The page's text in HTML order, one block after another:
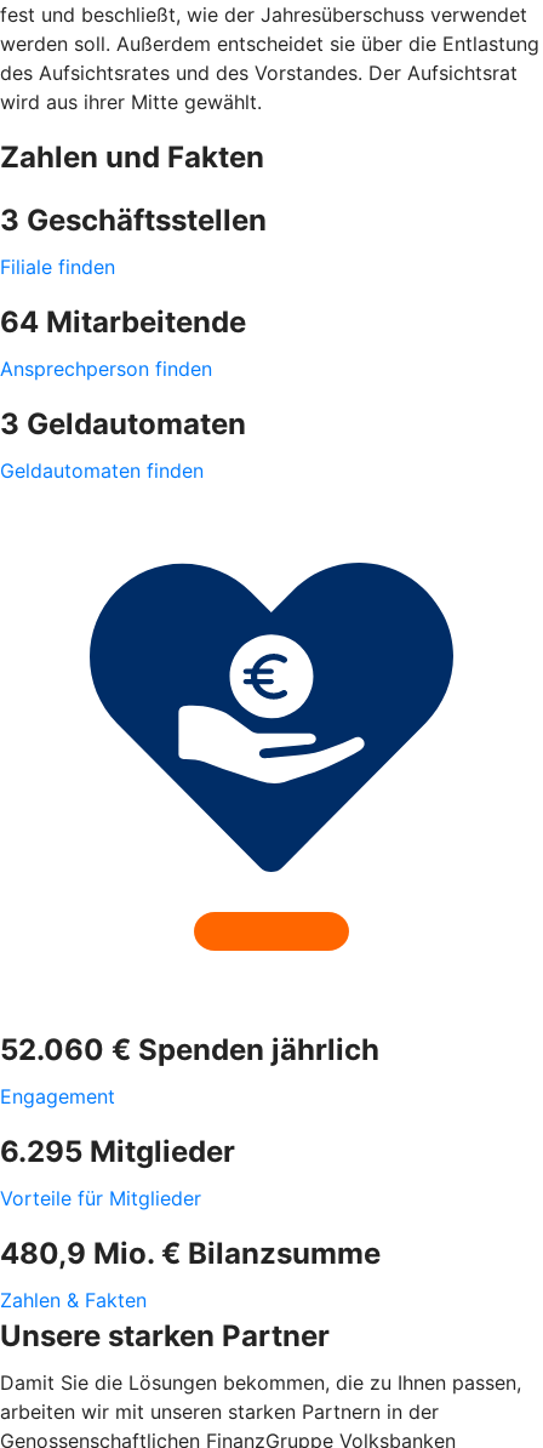
fest und beschließt, wie der Jahresüberschuss verwendet
werden soll. Außerdem entscheidet sie über die Entlastung
des Aufsichtsrates und des Vorstandes. Der Aufsichtsrat
wird aus ihrer Mitte gewählt.
Zahlen und Fakten
3 Geschäftsstellen
Filiale finden
64 Mitarbeitende
Ansprechperson finden
3 Geldautomaten
Geldautomaten finden
52.060 € Spenden jährlich
Engagement
6.295 Mitglieder
Vorteile für Mitglieder
480,9 Mio. € Bilanzsumme
Zahlen & Fakten
Unsere starken Partner
Damit Sie die Lösungen bekommen, die zu Ihnen passen,
arbeiten wir mit unseren starken Partnern in der
Genossenschaftlichen FinanzGruppe Volksbanken